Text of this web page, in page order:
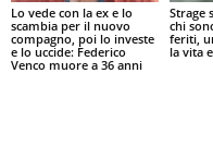
Lo vede con la ex e lo
scambia per il nuovo
compagno, poi lo investe
e lo uccide: Federico
Venco muore a 36 anni
Strage
chi
feriti,
la vita